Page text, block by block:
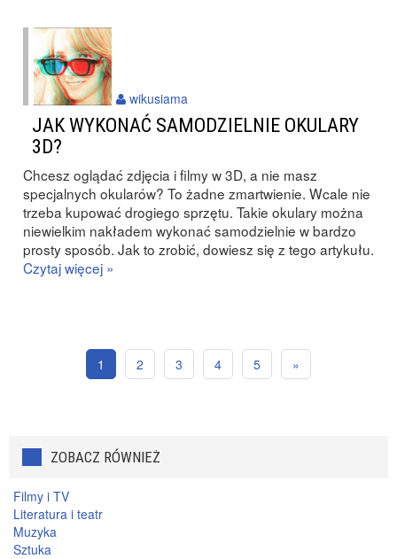
JAK WYKONAĆ SAMODZIELNIE OKULARY
3D?
Chcesz oglądać zdjęcia i filmy w 3D, a nie masz
specjalnych okularów? To żadne zmartwienie. Wcale nie
trzeba kupować drogiego sprzętu. Takie okulary można
niewielkim nakładem wykonać samodzielnie w bardzo
prosty sposób. Jak to zrobić, dowiesz się z tego artykułu.
Czytaj więcej »
wikusiama
1 2 3 4 5 »
ZOBACZ RÓWNIEŻ
Filmy i TV
Literatura i teatr
Muzyka
Sztuka